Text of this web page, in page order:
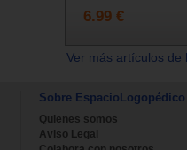
6.99 €
Ver más artículos
Sobre EspacioLogopédico
Quienes somos
Aviso Legal